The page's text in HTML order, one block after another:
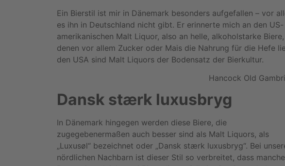
Ein Bierstil ist mir in Dänemark besonders aufgefallen – vor
es ihn in Deutschland nicht gibt. Er erinnerte mich an den US-
amerikanischen Malt Liquor, also an helle, alkoholstarke
denen vor allem Zucker oder Mais die Nahrung für die Hefe
den USA sind Malt Liquors der Bodensatz der Bierkultur.
Hancock Old
Dansk stærk luxusbryg
In Dänemark hingegen werden diese Biere, die
zugegebenermaßen auch besser sind als Malt Liquors, als
„Luxusøl“ bezeichnet oder „Dansk stærk luxusbryg“. Bei
nördlichen Nachbarn ist dieser Stil so verbreitet, dass manche